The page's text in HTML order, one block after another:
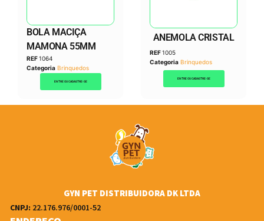
BOLA MACIÇA
MAMONA 55MM
REF1064
Categoria Brinquedos
ENTRE OU CADASTRE-SE
ANEMOLA CRISTAL
REF1005
Categoria Brinquedos
ENTRE OU CADASTRE-SE
GYN PET DISTRIBUIDORA DK LTDA
CNPJ: 22.176.976/0001-52